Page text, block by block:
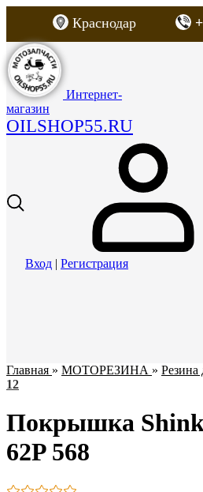
Краснодар
Интернет-
магазин
OILSHOP55.RU
Вход | Регистрация
Главная » МОТОРЕЗИНА » Резина
12
Покрышка
62P 568